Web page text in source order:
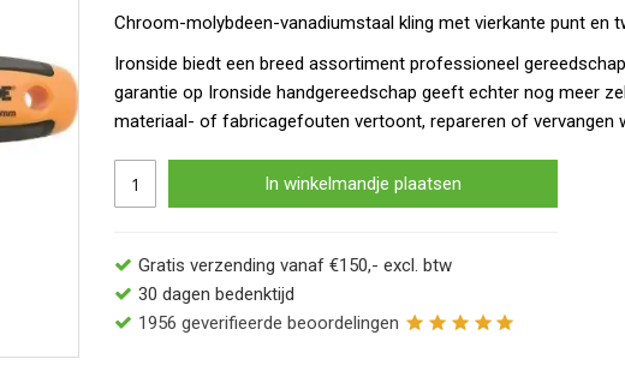
Chroom-molybdeen-vanadiumstaal kling met vierkante punt en
Ironside biedt een breed assortiment professioneel
garantie op Ironside handgereedschap geeft echter nog meer
materiaal- of fabricagefouten vertoont, repareren of vervangen
In winkelmandje plaatsen
Gratis verzending vanaf €150,- excl. btw
30 dagen bedenktijd
1956 geverifieerde beoordelingen